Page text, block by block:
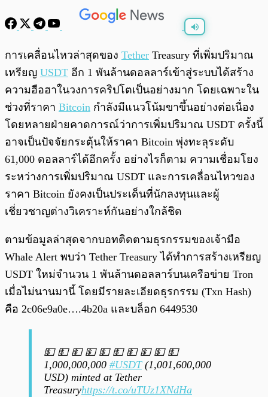
พร้อมเล่น 0:00 /0:00
การเคลื่อนไหวล่าสุดของ Tether Treasury ที่เพิ่มปริมาณ
เหรียญ USDT อีก 1 พันล้านดอลลาร์เข้าสู่ระบบได้สร้าง
ความฮือฮาในวงการคริปโตเป็นอย่างมาก โดยเฉพาะใน
ช่วงที่ราคา Bitcoin กำลังมีแนวโน้มขาขึ้นอย่างต่อเนื่อง
โดยหลายฝ่ายคาดการณ์ว่าการเพิ่มปริมาณ USDT ครั้งนี้
อาจเป็นปัจจัยกระตุ้นให้ราคา Bitcoin พุ่งทะลุระดับ
61,000 ดอลลาร์ได้อีกครั้ง อย่างไรก็ตาม ความเชื่อมโยง
ระหว่างการเพิ่มปริมาณ USDT และการเคลื่อนไหวของ
ราคา Bitcoin ยังคงเป็นประเด็นที่นักลงทุนและผู้
เชี่ยวชาญต่างวิเคราะห์กันอย่างใกล้ชิด
ตามข้อมูลล่าสุดจากบอทติดตามธุรกรรมของเจ้ามือ
Whale Alert พบว่า Tether Treasury ได้ทำการสร้างเหรียญ
USDT ใหม่จำนวน 1 พันล้านดอลลาร์บนเครือข่าย Tron
เมื่อไม่นานมานี้ โดยมีรายละเอียดธุรกรรม (Txn Hash)
คือ 2c06e9a0e….4b20a และบล็อก 6449530
💵 💵 💵 💵 💵 💵 💵 💵 💵 💵
1,000,000,000 #USDT(1,001,600,000
USD) minted at Tether
Treasuryhttps://t.co/uTUz1XNdHa